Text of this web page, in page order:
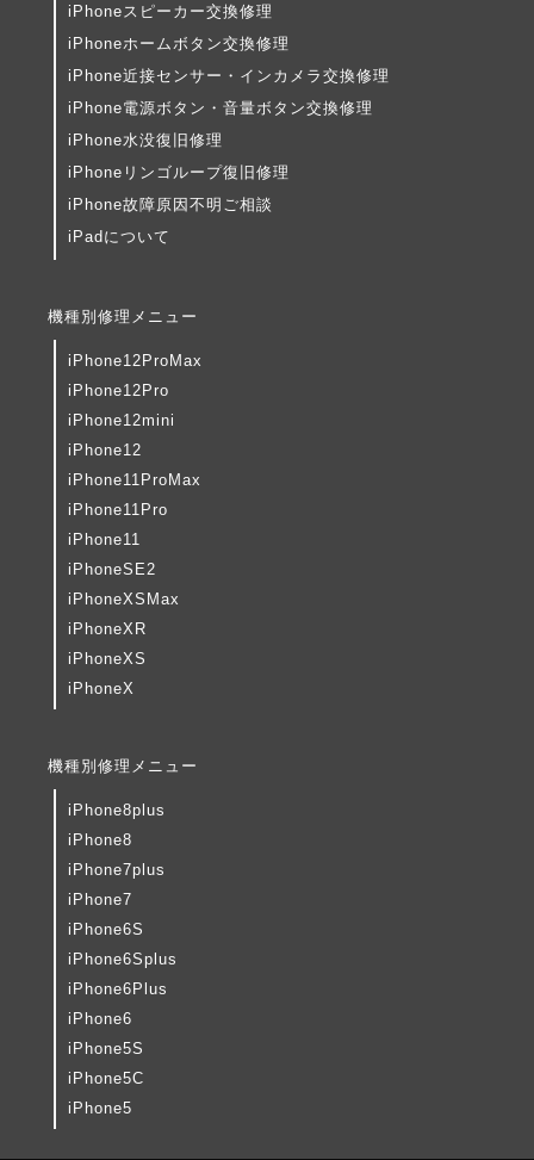
iPhoneスピーカー交換修理
iPhoneホームボタン交換修理
iPhone近接センサー・インカメラ交換修理
iPhone電源ボタン・音量ボタン交換修理
iPhone水没復旧修理
iPhoneリンゴループ復旧修理
iPhone故障原因不明ご相談
iPadについて
機種別修理メニュー
iPhone12ProMax
iPhone12Pro
iPhone12mini
iPhone12
iPhone11ProMax
iPhone11Pro
iPhone11
iPhoneSE2
iPhoneXSMax
iPhoneXR
iPhoneXS
iPhoneX
機種別修理メニュー
iPhone8plus
iPhone8
iPhone7plus
iPhone7
iPhone6S
iPhone6Splus
iPhone6Plus
iPhone6
iPhone5S
iPhone5C
iPhone5